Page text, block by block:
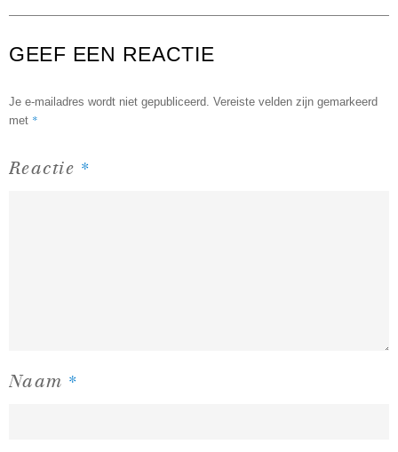
GEEF EEN REACTIE
Je e-mailadres wordt niet gepubliceerd. Vereiste velden zijn gemarkeerd
met *
Reactie *
Naam *